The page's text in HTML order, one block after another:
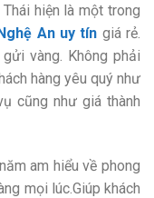
hiện là một trong
An uy tín giá rẻ.
vàng. Không phải
hàng yêu quý như
cũng như giá thành
am hiểu về phong
mọi lúc.Giúp khách